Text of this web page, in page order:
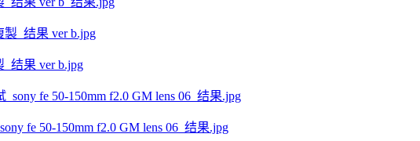
结果 ver b.jpg
fe 50-150mm f2.0 GM lens 06_结果.jpg